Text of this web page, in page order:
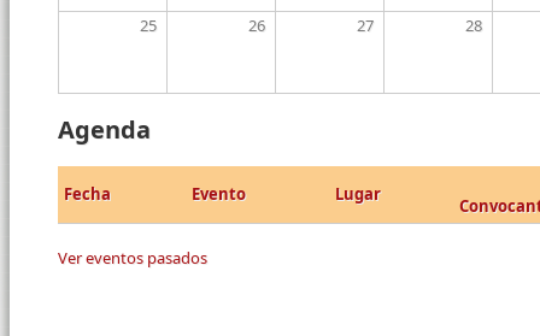
25 26 27 28
Agenda
Fecha Evento Lugar
Ver eventos pasados